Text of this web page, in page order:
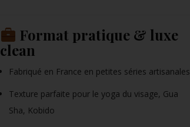
Format pratique & luxe
clean
Fabriqué en France en petites séries artisanales
Texture parfaite pour le yoga du visage, Gua
Sha, Kobido